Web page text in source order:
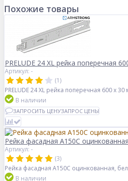
Похожие товары
PRELUDE 24 XL рейка поперечная
Артикул: -
(1)
PRELUDE 24 XL рейка поперечная 600 x 30
В наличии
ЗАПРОСИТЬ ЦЕНУЗАПРОС ЦЕНЫ
Рейка фасадная А150С
Артикул: -
(3)
Рейка фасадная А150С оцинкованная,
В наличии